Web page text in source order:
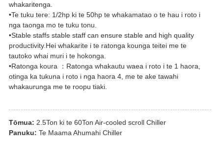
whakaritenga.
•Te tuku tere: 1/2hp ki te 50hp te whakamatao o te hau i roto i
nga taonga mo te tuku tonu.
•Stable staffs stable staff can ensure stable and high quality
productivity.Hei whakarite i te ratonga kounga teitei me te
tautoko whai muri i te hokonga.
•Ratonga koura ：Ratonga whakautu waea i roto i te 1 haora,
otinga ka tukuna i roto i nga haora 4, me te ake tawahi
whakaurunga me te roopu tiaki.
Tōmua: 2.5Ton ki te 60Ton Air-cooled scroll Chiller
Panuku: Te Maama Ahumahi Chiller